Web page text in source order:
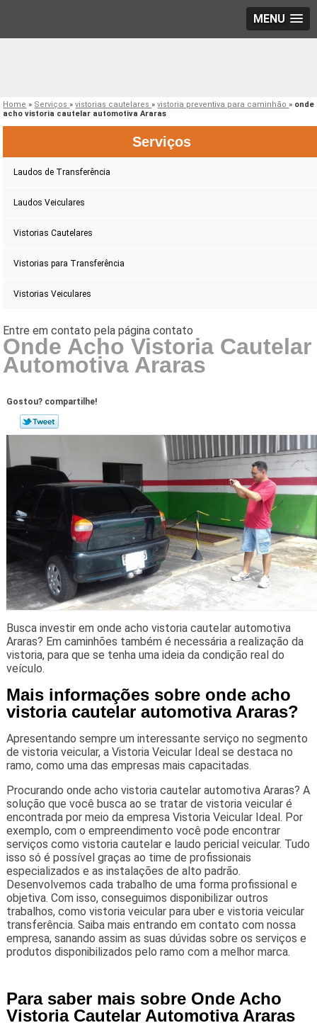
MENU
Home » Serviços»vistorias cautelares»vistoria preventiva para caminhão» onde
acho vistoria cautelar automotiva Araras
Serviços
Laudos de Transferência
Laudos Veiculares
Vistorias Cautelares
Vistorias para Transferência
Vistorias Veiculares
Onde Acho Vistoria Cautelar
Automotiva Araras
Gostou? compartilhe!
Busca investir em onde acho vistoria cautelar automotiva
Araras? Em caminhões também é necessária a realização da
vistoria, para que se tenha uma ideia da condição real do
veículo.
Mais informações sobre onde acho
vistoria cautelar automotiva Araras?
Apresentando sempre um interessante serviço no segmento
de vistoria veicular, a Vistoria Veicular Ideal se destaca no
ramo, como uma das empresas mais capacitadas.
Procurando onde acho vistoria cautelar automotiva Araras? A
solução que você busca ao se tratar de vistoria veicular é
encontrada por meio da empresa Vistoria Veicular Ideal. Por
exemplo, com o empreendimento você pode encontrar
serviços como vistoria cautelar e laudo pericial veicular. Tudo
isso só é possível graças ao time de profissionais
especializados e as instalações de alto padrão.
Desenvolvemos cada trabalho de uma forma profissional e
objetiva. Com isso, conseguimos disponibilizar outros
trabalhos, como vistoria veicular para uber e vistoria veicular
transferência. Saiba mais entrando em contato com nossa
empresa, sanando assim as suas dúvidas sobre os serviços e
produtos disponibilizados pelo ramo com a melhor marca.
Para saber mais sobre Onde Acho
Vistoria Cautelar Automotiva Araras